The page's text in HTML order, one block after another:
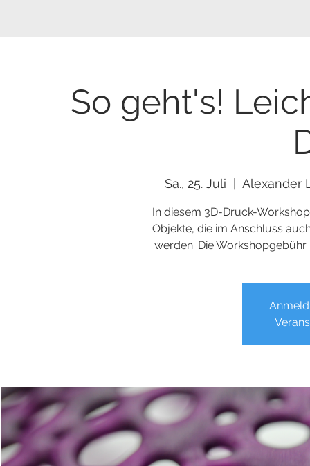
So geht's!
Sa., 25. Juli
  |
Alexander
In diesem 3D-Druck-
Objekte, die im Anschluss
werden. Die Workshopgebühr